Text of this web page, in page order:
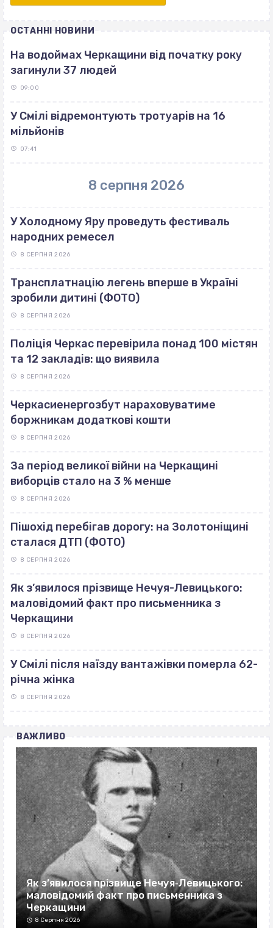
ОСТАННІ НОВИНИ
На водоймах Черкащини від початку року
загинули 37 людей
09:00
У Смілі відремонтують тротуарів на 16
мільйонів
07:41
8 серпня 2026
У Холодному Яру проведуть фестиваль
народних ремесел
8 СЕРПНЯ 2026
Трансплатнацію легень вперше в Україні
зробили дитині (ФОТО)
8 СЕРПНЯ 2026
Поліція Черкас перевірила понад 100 містян
та 12 закладів: що виявила
8 СЕРПНЯ 2026
Черкасиенергозбут нараховуватиме
боржникам додаткові кошти
8 СЕРПНЯ 2026
За період великої війни на Черкащині
виборців стало на 3 % менше
8 СЕРПНЯ 2026
Пішохід перебігав дорогу: на Золотоніщині
сталася ДТП (ФОТО)
8 СЕРПНЯ 2026
Як з’явилося прізвище Нечуя-Левицького:
маловідомий факт про письменника з
Черкащини
8 СЕРПНЯ 2026
У Смілі після наїзду вантажівки померла 62-
річна жінка
8 СЕРПНЯ 2026
ВАЖЛИВО
Як з’явилося прізвище Нечуя‐Левицького:
маловідомий факт про письменника з
Черкащини
8 Серпня 2026